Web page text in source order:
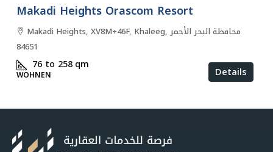
Makadi Heights Orascom Resort
Makadi Heights, XV8M+46F, Khaleeg, محافظة البحر الأحمر
84651
76 to 258qm
WOHNEN Details